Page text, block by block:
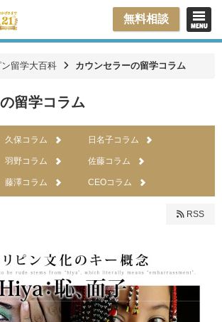
無料相談
留学大百科 カウンセラーの留学コラム
留学コラム
久保コラム 日名子コラム
羽野コラム 佐藤コラム
藤澤コラム CEOコラム
RSS